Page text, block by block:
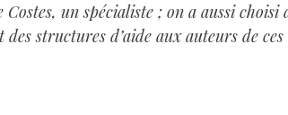
un spécialiste ; on a aussi choisi
structures d’aide aux auteurs de ces